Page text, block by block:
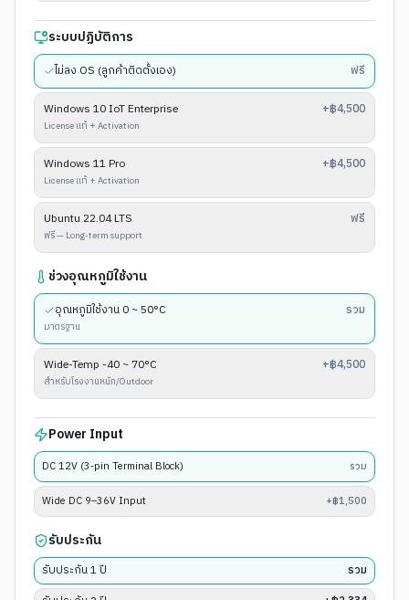
ระบบปฏิบัติการ
ไม่ลง OS (ลูกค้าติดตั้งเอง) ฟรี
Windows 10 IoT Enterprise +฿4,500
License แท้ + Activation
Windows 11 Pro +฿4,500
License แท้ + Activation
Ubuntu 22.04 LTS ฟรี
ฟรี — Long-term support
ช่วงอุณหภูมิใช้งาน
อุณหภูมิใช้งาน 0 ~ 50°C รวม
มาตรฐาน
Wide-Temp -40 ~ 70°C +฿4,500
สำหรับโรงงานหนัก/Outdoor
Power Input
DC 12V (3-pin Terminal Block) รวม
Wide DC 9–36V Input +฿1,500
รับประกัน
รับประกัน 1 ปี
รวม